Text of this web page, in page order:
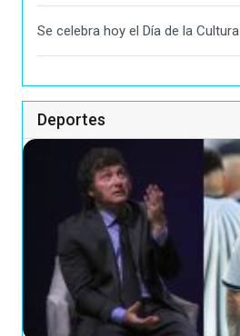
Se celebra hoy el Día de la
Deportes